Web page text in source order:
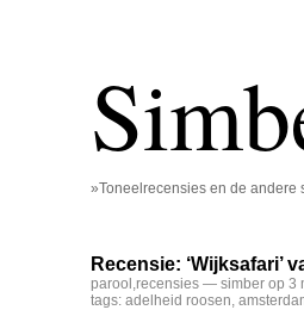
»Toneelrecensies en de andere
Recensie: ‘Wijksafari’
parool ,recensies — simber op 3
tags: adelheid roosen,